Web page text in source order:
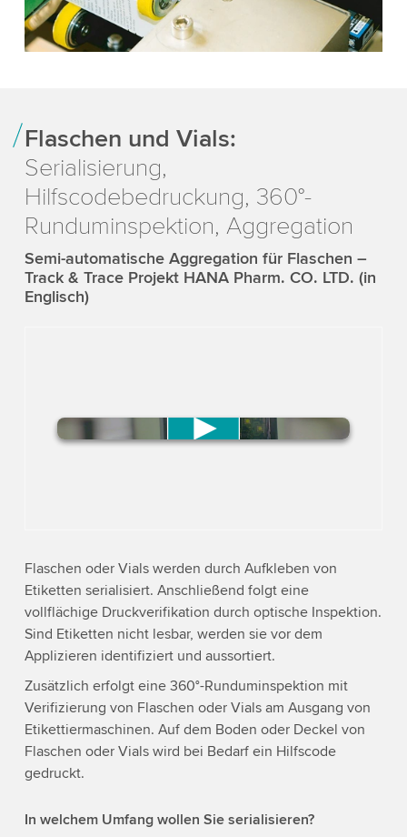
Flaschen und Vials:
Serialisierung,
Hilfscodebedruckung, 360°-
Runduminspektion, Aggregation
Semi-automatische Aggregation für Flaschen –
Track & Trace Projekt HANA Pharm. CO. LTD. (in
Englisch)
Please review the details and accept
the service to watch this video.
Accept
More information
Flaschen oder Vials werden durch Aufkleben von
Etiketten serialisiert. Anschließend folgt eine
vollflächige Druckverifikation durch optische Inspektion.
Sind Etiketten nicht lesbar, werden sie vor dem
Applizieren identifiziert und aussortiert.
Zusätzlich erfolgt eine 360°-Runduminspektion mit
Verifizierung von Flaschen oder Vials am Ausgang von
Etikettiermaschinen. Auf dem Boden oder Deckel von
Flaschen oder Vials wird bei Bedarf ein Hilfscode
gedruckt.
In welchem Umfang wollen Sie serialisieren?